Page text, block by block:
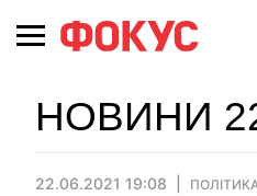
НОВИНИ
22.06.2021 19:08